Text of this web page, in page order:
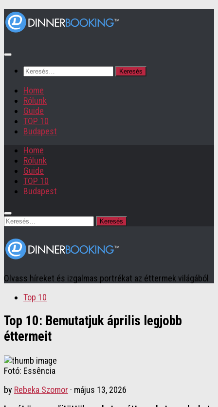
Keresés:
Home
Rólunk
Guide
TOP 10
Budapest
Home
Rólunk
Guide
TOP 10
Budapest
Keresés:
Olvass híreket és izgalmas portrékat az éttermek világából
Top 10
Top 10: Bemutatjuk április legjobb
éttermeit
Fotó: Essência
by Rebeka Szomor · május 13, 2026